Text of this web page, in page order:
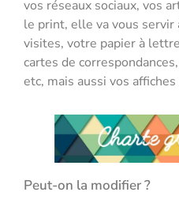
vos réseaux sociaux, vos
le print, elle va vous servir
visites, votre papier à
cartes de
etc, mais aussi vos
Peut-on la modifier ?